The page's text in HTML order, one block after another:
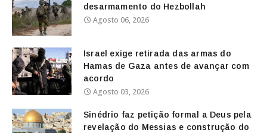
desarmamento do Hezbollah
Agosto 06, 2026
Israel exige retirada das armas do
Hamas de Gaza antes de avançar com
acordo
Agosto 03, 2026
Sinédrio faz petição formal a Deus pela
revelação do Messias e construção do